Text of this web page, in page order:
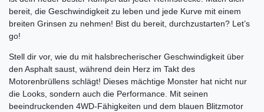
bereit, die Geschwindigkeit zu leben und jede Kurve mit einem
breiten Grinsen zu nehmen! Bist du bereit, durchzustarten? Let’s
go!
Stell dir vor, wie du mit halsbrecherischer Geschwindigkeit über
den Asphalt saust, während dein Herz im Takt des
Motorenbrüllens schlägt! Dieses mächtige Monster hat nicht nur
die Looks, sondern auch die Performance. Mit seinen
beeindruckenden 4WD-Fähigkeiten und dem blauen Blitzmotor